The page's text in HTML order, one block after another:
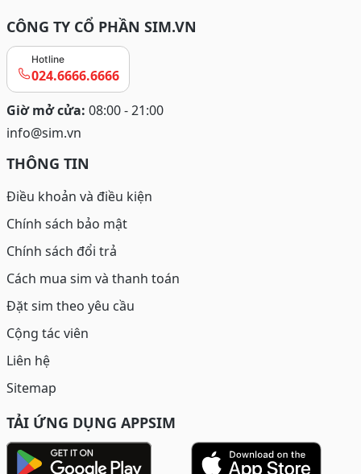
CÔNG TY CỔ PHẦN SIM.VN
Hotline
024.6666.6666
Giờ mở cửa: 08:00 - 21:00
info@sim.vn
THÔNG TIN
Điều khoản và điều kiện
Chính sách bảo mật
Chính sách đổi trả
Cách mua sim và thanh toán
Đặt sim theo yêu cầu
Cộng tác viên
Liên hệ
Sitemap
TẢI ỨNG DỤNG APPSIM